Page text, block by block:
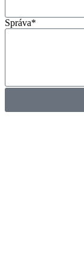
Správa*